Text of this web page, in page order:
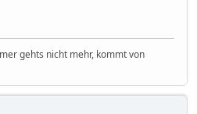
gehts nicht mehr, kommt von